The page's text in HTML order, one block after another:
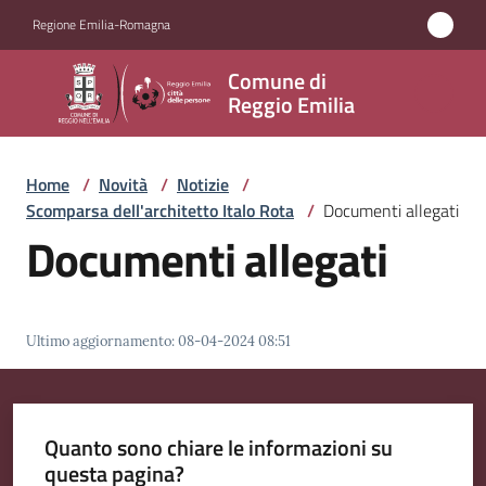
Regione Emilia-Romagna
Comune di
Reggio Emilia
Comune
di
Reggio
Emilia
Amministrazione
Menu selezionato
Vivere
Reggio
Home / Novità / Notizie /
Scomparsa dell'architetto Italo Rota / Documenti allegati
Documenti allegati
Ultimo aggiornamento:08-04-2024 08:51
Quanto sono chiare le informazioni su
questa pagina?